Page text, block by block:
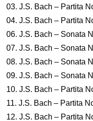
03. J.S. Bach – Partita
04. J.S. Bach – Partita
06. J.S. Bach – Sonata
07. J.S. Bach – Sonata
08. J.S. Bach – Sonata
09. J.S. Bach – Sonata
10. J.S. Bach – Partita
11. J.S. Bach – Partita
12. J.S. Bach – Partita